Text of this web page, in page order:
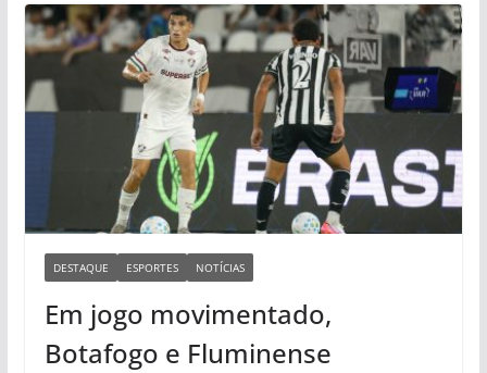
DESTAQUE ESPORTES NOTÍCIAS
Em jogo movimentado,
Botafogo e Fluminense